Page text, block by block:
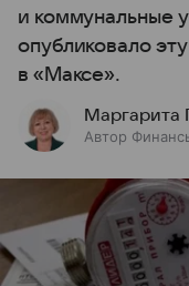
и коммунальные
опубликовало
в «Максе».
Маргарита
Автор